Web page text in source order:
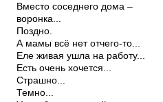
Вместо соседнего дома –
воронка...
Поздно.
А мамы всё нет отчего-то...
Еле живая ушла на работу...
Есть очень хочется...
Страшно...
Темно...